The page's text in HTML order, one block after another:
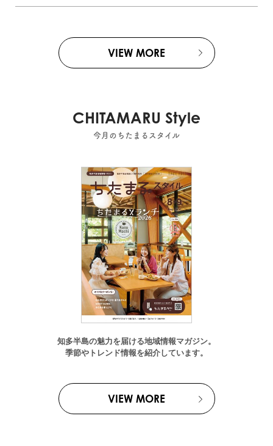
VIEW MORE
CHITAMARU Style
今月のちたまるスタイル
知多半島の魅力を届ける地域情報マガジン。
季節やトレンド情報を紹介しています。
VIEW MORE